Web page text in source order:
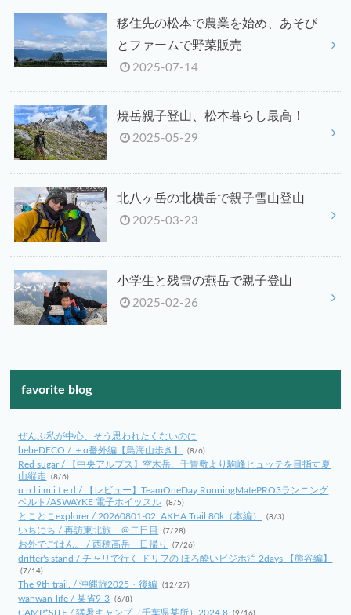
移住先の松本で農業を始め、あそび
とファームで野菜販売
2025-07-14
焼岳親子登山、松本暮らし最高！
2025-05-29
北八ヶ岳の北横岳で親子雪山登山
2025-03-23
小学生と残雪の燕岳で親子登山
2025-02-26
favorite blog
ぜんぶ私が中心、そう思われたくないのに
bebeDECO / ＋α番外編【鳥海山歩き】
(8/6)
Red sugar / 【中央アルプス】空木岳、千畳敷より駒峰ヒュッテを目指す夏
山縦走
(8/6)
u n l i m i t e d / 【レビュー】TeamOneDay RunningMatePRO3ランニング
ベルト/ASWAYKE 電子ホイッスル (8/5)
とことこexplorer / 20260801-02_AKHA Trail 80k（本編） (8/3)
いちにち / 再訪東北旅 ＠二日目 (7/28)
お外でごはん。 / 西穂高岳 日帰り (7/26)
drifter's stand / チャリで行く ドリフの ほろ酔いビジホ泊 2days 【熊谷編】
(7/14)
The 9th trail. / 沖縄旅2025・後編 (12/27)
wanwan-life / 某省9-3 (6/8)
CAMP*SITE / 猛暑キャンプ（千葉県某所）2024.8